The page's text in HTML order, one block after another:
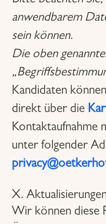
anwendbarem
sein können.
Die oben
Kandidaten
direkt über die
Kontaktaufnahme
unter folgender
X.
Wir können diese